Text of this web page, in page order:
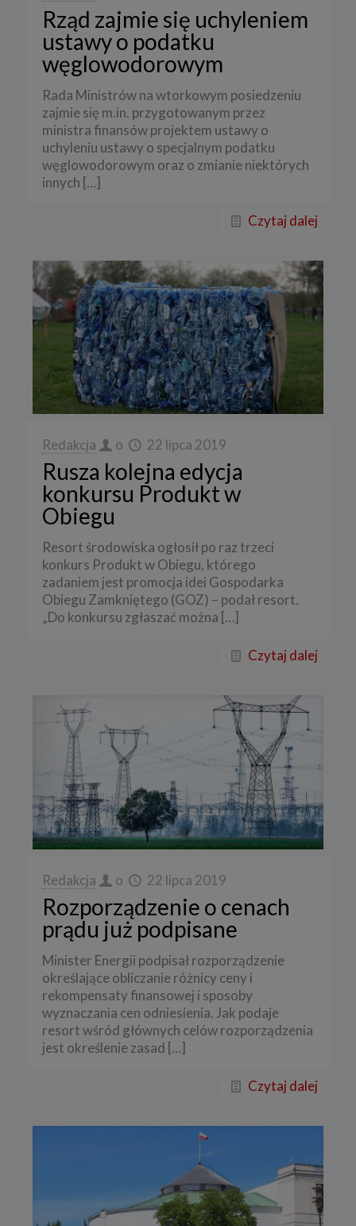
Rząd zajmie się uchyleniem
ustawy o podatku
węglowodorowym
Rada Ministrów na wtorkowym posiedzeniu
zajmie się m.in. przygotowanym przez
ministra finansów projektem ustawy o
uchyleniu ustawy o specjalnym podatku
węglowodorowym oraz o zmianie niektórych
innych […]
Czytaj dalej
Redakcja o 22 lipca 2019
Rusza kolejna edycja
konkursu Produkt w
Obiegu
Resort środowiska ogłosił po raz trzeci
konkurs Produkt w Obiegu, którego
zadaniem jest promocja idei Gospodarka
Obiegu Zamkniętego (GOZ) – podał resort.
„Do konkursu zgłaszać można […]
Czytaj dalej
Redakcja o 22 lipca 2019
Rozporządzenie o cenach
prądu już podpisane
Minister Energii podpisał rozporządzenie
określające obliczanie różnicy ceny i
rekompensaty finansowej i sposoby
wyznaczania cen odniesienia. Jak podaje
resort wśród głównych celów rozporządzenia
jest określenie zasad […]
Czytaj dalej